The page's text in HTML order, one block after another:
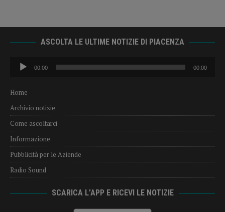
ASCOLTA LE ULTIME NOTIZIE DI PIACENZA
Audio
Player
00:00 00:00
Home
Archivio notizie
Come ascoltarci
Informazione
Pubblicità per le Aziende
Radio Sound
SCARICA L’APP E RICEVI LE NOTIZIE